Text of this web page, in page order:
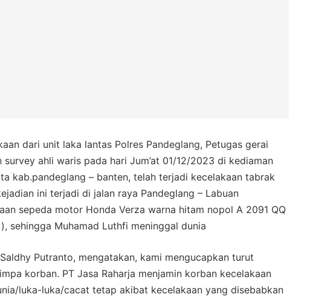
dari unit laka lantas Polres Pandeglang, Petugas gerai
ahli waris pada hari Jum’at 01/12/2023 di kediaman
kab.pandeglang – banten, telah terjadi kecelakaan tabrak
ini terjadi di jalan raya Pandeglang – Labuan
sepeda motor Honda Verza warna hitam nopol A 2091 QQ
sehingga Muhamad Luthfi meninggal dunia
Putranto, mengatakan, kami mengucapkan turut
korban. PT Jasa Raharja menjamin korban kecelakaan
luka-luka/cacat tetap akibat kecelakaan yang disebabkan